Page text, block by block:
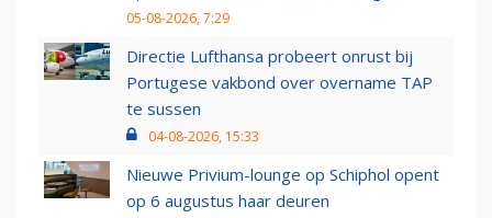
05-08-2026, 7:29
Directie Lufthansa probeert onrust bij
Portugese vakbond over overname TAP
te sussen
04-08-2026, 15:33
Nieuwe Privium-lounge op Schiphol opent
op 6 augustus haar deuren